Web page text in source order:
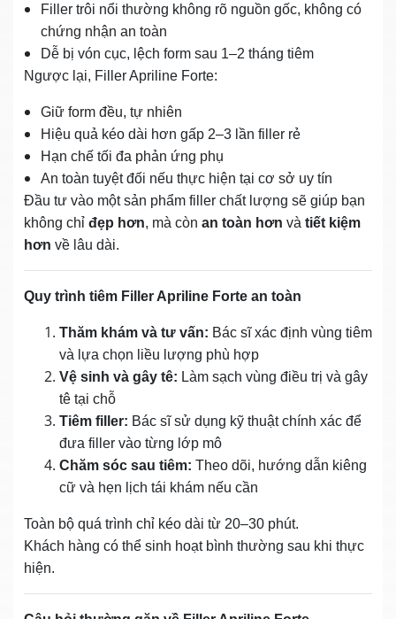
Filler trôi nổi thường không rõ nguồn gốc, không có
chứng nhận an toàn
Dễ bị vón cục, lệch form sau 1–2 tháng tiêm
Ngược lại, Filler Apriline Forte:
Giữ form đều, tự nhiên
Hiệu quả kéo dài hơn gấp 2–3 lần filler rẻ
Hạn chế tối đa phản ứng phụ
An toàn tuyệt đối nếu thực hiện tại cơ sở uy tín
Đầu tư vào một sản phẩm filler chất lượng sẽ giúp bạn
không chỉ đẹp hơn, mà còn an toàn hơn và tiết kiệm
hơn về lâu dài.
Quy trình tiêm Filler Apriline Forte an toàn
Thăm khám và tư vấn: Bác sĩ xác định vùng tiêm
và lựa chọn liều lượng phù hợp
Vệ sinh và gây tê: Làm sạch vùng điều trị và gây
tê tại chỗ
Tiêm filler: Bác sĩ sử dụng kỹ thuật chính xác để
đưa filler vào từng lớp mô
Chăm sóc sau tiêm: Theo dõi, hướng dẫn kiêng
cữ và hẹn lịch tái khám nếu cần
Toàn bộ quá trình chỉ kéo dài từ 20–30 phút.
Khách hàng có thể sinh hoạt bình thường sau khi thực
hiện.